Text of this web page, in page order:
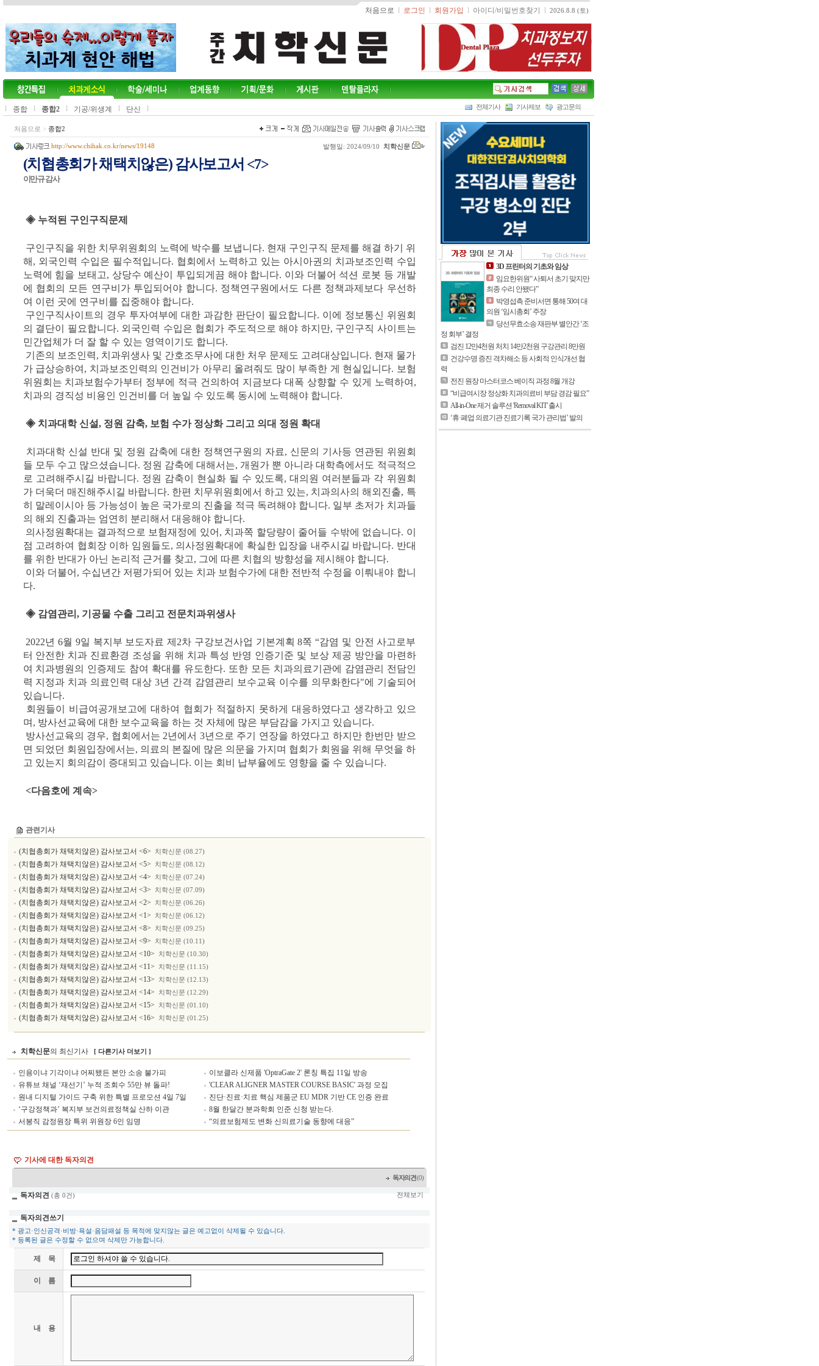
처음으로 l 로그인 l 회원가입 l 아이디/비밀번호찾기 l 2026.8.8 (토)
l 종합 l 종합2 l 기공/위생계 l 단신 l 전체기사 기사제보 광고문의
처음으로 > 종합2
http://www.chihak.co.kr/news/19148 발행일: 2024/09/10 치학신문
(치협총회가 채택치않은) 감사보고서 <7>
이만규 감사
◈ 누적된 구인구직문제
구인구직을 위한 치무위원회의 노력에 박수를 보냅니다. 현재 구인구직 문제를 해결 하기 위
해, 외국인력 수입은 필수적입니다. 협회에서 노력하고 있는 아시아권의 치과보조인력 수입
노력에 힘을 보태고, 상당수 예산이 투입되게끔 해야 합니다. 이와 더불어 석션 로봇 등 개발
에 협회의 모든 연구비가 투입되어야 합니다. 정책연구원에서도 다른 정책과제보다 우선하
여 이런 곳에 연구비를 집중해야 합니다.
구인구직사이트의 경우 투자여부에 대한 과감한 판단이 필요합니다. 이에 정보통신 위원회
의 결단이 필요합니다. 외국인력 수입은 협회가 주도적으로 해야 하지만, 구인구직 사이트는
민간업체가 더 잘 할 수 있는 영역이기도 합니다.
기존의 보조인력, 치과위생사 및 간호조무사에 대한 처우 문제도 고려대상입니다. 현재 물가
가 급상승하여, 치과보조인력의 인건비가 아무리 올려줘도 많이 부족한 게 현실입니다. 보험
위원회는 치과보험수가부터 정부에 적극 건의하여 지금보다 대폭 상향할 수 있게 노력하여,
치과의 경직성 비용인 인건비를 더 높일 수 있도록 동시에 노력해야 합니다.
◈ 치과대학 신설, 정원 감축, 보험 수가 정상화 그리고 의대 정원 확대
치과대학 신설 반대 및 정원 감축에 대한 정책연구원의 자료, 신문의 기사등 연관된 위원회
들 모두 수고 많으셨습니다. 정원 감축에 대해서는, 개원가 뿐 아니라 대학측에서도 적극적으
로 고려해주시길 바랍니다. 정원 감축이 현실화 될 수 있도록, 대의원 여러분들과 각 위원회
가 더욱더 매진해주시길 바랍니다. 한편 치무위원회에서 하고 있는, 치과의사의 해외진출, 특
히 말레이시아 등 가능성이 높은 국가로의 진출을 적극 독려해야 합니다. 일부 초저가 치과들
의 해외 진출과는 엄연히 분리해서 대응해야 합니다.
의사정원확대는 결과적으로 보험재정에 있어, 치과쪽 할당량이 줄어들 수밖에 없습니다. 이
점 고려하여 협회장 이하 임원들도, 의사정원확대에 확실한 입장을 내주시길 바랍니다. 반대
를 위한 반대가 아닌 논리적 근거를 찾고, 그에 따른 치협의 방향성을 제시해야 합니다.
이와 더불어, 수십년간 저평가되어 있는 치과 보험수가에 대한 전반적 수정을 이뤄내야 합니
다.
◈ 감염관리, 기공물 수출 그리고 전문치과위생사
2022년 6월 9일 복지부 보도자료 제2차 구강보건사업 기본계획 8쪽 “감염 및 안전 사고로부
터 안전한 치과 진료환경 조성을 위해 치과 특성 반영 인증기준 및 보상 제공 방안을 마련하
여 치과병원의 인증제도 참여 확대를 유도한다. 또한 모든 치과의료기관에 감염관리 전담인
력 지정과 치과 의료인력 대상 3년 간격 감염관리 보수교육 이수를 의무화한다"에 기술되어
있습니다.
회원들이 비급여공개보고에 대하여 협회가 적절하지 못하게 대응하였다고 생각하고 있으
며, 방사선교육에 대한 보수교육을 하는 것 자체에 많은 부담감을 가지고 있습니다.
방사선교육의 경우, 협회에서는 2년에서 3년으로 주기 연장을 하였다고 하지만 한번만 받으
면 되었던 회원입장에서는, 의료의 본질에 많은 의문을 가지며 협회가 회원을 위해 무엇을 하
고 있는지 회의감이 증대되고 있습니다. 이는 회비 납부율에도 영향을 줄 수 있습니다.
<다음호에 계속>
관련기사
(치협총회가 채택치않은) 감사보고서 <6> 치학신문 (08.27)
(치협총회가 채택치않은) 감사보고서 <5> 치학신문 (08.12)
(치협총회가 채택치않은) 감사보고서 <4> 치학신문 (07.24)
(치협총회가 채택치않은) 감사보고서 <3> 치학신문 (07.09)
(치협총회가 채택치않은) 감사보고서 <2> 치학신문 (06.26)
(치협총회가 채택치않은) 감사보고서 <1> 치학신문 (06.12)
(치협총회가 채택치않은) 감사보고서 <8> 치학신문 (09.25)
(치협총회가 채택치않은) 감사보고서 <9> 치학신문 (10.11)
(치협총회가 채택치않은) 감사보고서 <10> 치학신문 (10.30)
(치협총회가 채택치않은) 감사보고서 <11> 치학신문 (11.15)
(치협총회가 채택치않은) 감사보고서 <13> 치학신문 (12.13)
(치협총회가 채택치않은) 감사보고서 <14> 치학신문 (12.29)
(치협총회가 채택치않은) 감사보고서 <15> 치학신문 (01.10)
(치협총회가 채택치않은) 감사보고서 <16> 치학신문 (01.25)
치학신문의 최신기사 [ 다른기사 더보기 ]
인용이냐 기각이냐 어찌됐든 본안 소송 불가피
이보클라 신제품 'OptraGate 2' 론칭 특집 11일 방송
유튜브 채널 ‘재선기’ 누적 조회수 55만 뷰 돌파!
'CLEAR ALIGNER MASTER COURSE BASIC' 과정 모집
원내 디지털 가이드 구축 위한 특별 프로모션 4일 7일
진단·진료·치료 핵심 제품군 EU MDR 기반 CE 인증 완료
‘구강정책과’ 복지부 보건의료정책실 산하 이관
8월 한달간 분과학회 인준 신청 받는다.
서봉직 감정원장 특위 위원장 6인 임명
“의료보험제도 변화 신의료기술 동향에 대응”
기사에 대한 독자의견
독자의견(0)
독자의견 (총 0건) 전체보기
독자의견쓰기
* 광고·인신공격·비방·욕설·음담패설 등 목적에 맞지않는 글은 예고없이 삭제될 수 있습니다.
* 등록된 글은 수정할 수 없으며 삭제만 가능합니다.
제 목
이 름
내 용
3D 프린터의 기초와 임상
임요한위원“ 사퇴서 초기 맞지만
최종 수리 안됐다”
박영섭측 준비서면 통해 50여 대
의원 ‘임시총회’ 주장
당선무효소송 재판부 별안간 ‘조
정 회부’ 결정
검진 12만4천원 처치 14만2천원 구강관리 8만원
건강수명 증진 격차해소 등 사회적 인식개선 협
력
전진 원장 마스터코스 베이직 과정 8월 개강
“비급여시장 정상화 치과의료비 부담 경감 필요”
All-in-One 제거 솔루션 'Removal KIT' 출시
‘휴·폐업 의료기관 진료기록 국가 관리법’ 발의